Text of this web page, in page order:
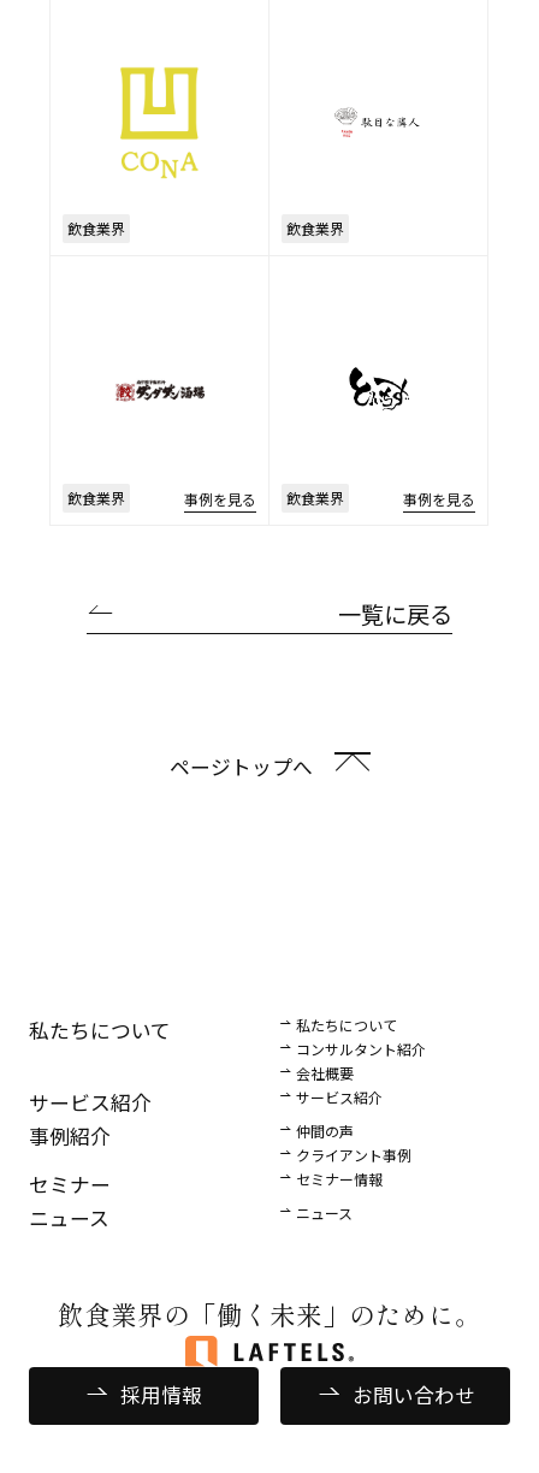
飲食業界 飲食業界
飲食業界 事例を見る 飲食業界 事例を見る
一覧に戻る
ページトップへ
飲食業界の 「働く未来」のために。
私たちについて
私たちについて
コンサルタント紹介
会社概要
サービス紹介 サービス紹介
事例紹介
仲間の声
クライアント事例
セミナー セミナー情報
ニュース ニュース
採用情報 お問い合わせ